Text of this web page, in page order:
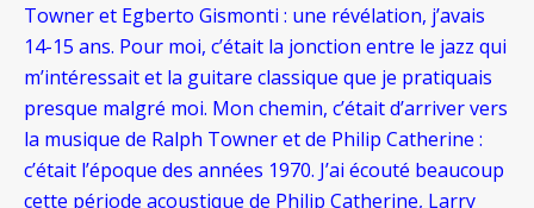
Towner et Egberto Gismonti : une révélation, j’avais
14-15 ans. Pour moi, c’était la jonction entre le jazz qui
m’intéressait et la guitare classique que je pratiquais
presque malgré moi. Mon chemin, c’était d’arriver vers
la musique de Ralph Towner et de Philip Catherine :
c’était l’époque des années 1970. J’ai écouté beaucoup
cette période acoustique de Philip Catherine, Larry